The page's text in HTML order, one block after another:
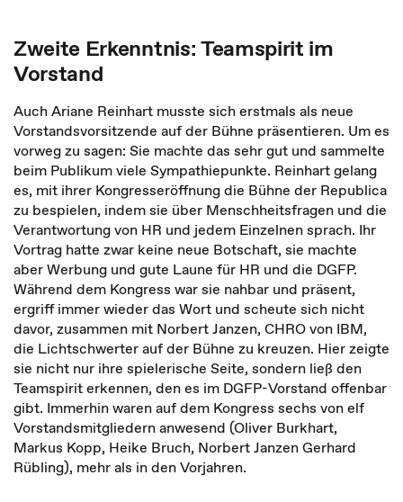
Zweite Erkenntnis: Teamspirit im
Vorstand
Auch Ariane Reinhart musste sich erstmals als neue
Vorstandsvorsitzende auf der Bühne präsentieren. Um es
vorweg zu sagen: Sie machte das sehr gut und sammelte
beim Publikum viele Sympathiepunkte. Reinhart gelang
es, mit ihrer Kongresseröffnung die Bühne der Republica
zu bespielen, indem sie über Menschheitsfragen und die
Verantwortung von HR und jedem Einzelnen sprach. Ihr
Vortrag hatte zwar keine neue Botschaft, sie machte
aber Werbung und gute Laune für HR und die DGFP.
Während dem Kongress war sie nahbar und präsent,
ergriff immer wieder das Wort und scheute sich nicht
davor, zusammen mit Norbert Janzen, CHRO von IBM,
die Lichtschwerter auf der Bühne zu kreuzen. Hier zeigte
sie nicht nur ihre spielerische Seite, sondern ließ den
Teamspirit erkennen, den es im DGFP-Vorstand offenbar
gibt. Immerhin waren auf dem Kongress sechs von elf
Vorstandsmitgliedern anwesend (Oliver Burkhart,
Markus Kopp, Heike Bruch, Norbert Janzen Gerhard
Rübling), mehr als in den Vorjahren.